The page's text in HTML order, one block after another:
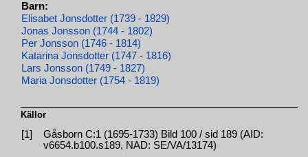
Barn:
Elisabet Jonsdotter (1739 - 1829)
Jonas Jonsson (1744 - 1802)
Per Jonsson (1746 - 1814)
Katarina Jonsdotter (1747 - 1816)
Lars Jonsson (1749 - 1827)
Maria Jonsdotter (1754 - 1819)
Källor
[1]
Gåsborn C:1 (1695-1733) Bild 100 / sid 189 (AID:
v6654.b100.s189, NAD: SE/VA/13174)